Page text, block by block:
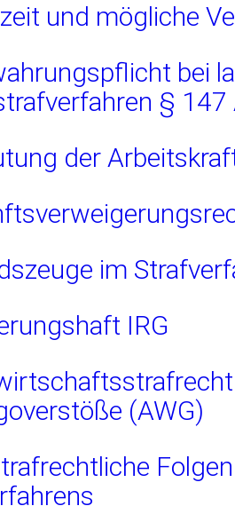
und mögliche
bei
§ 147
der
im
IRG
(AWG)